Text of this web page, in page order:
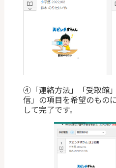
④「連絡方法」「受取館
信」の項目を希望のもの
して完了です。